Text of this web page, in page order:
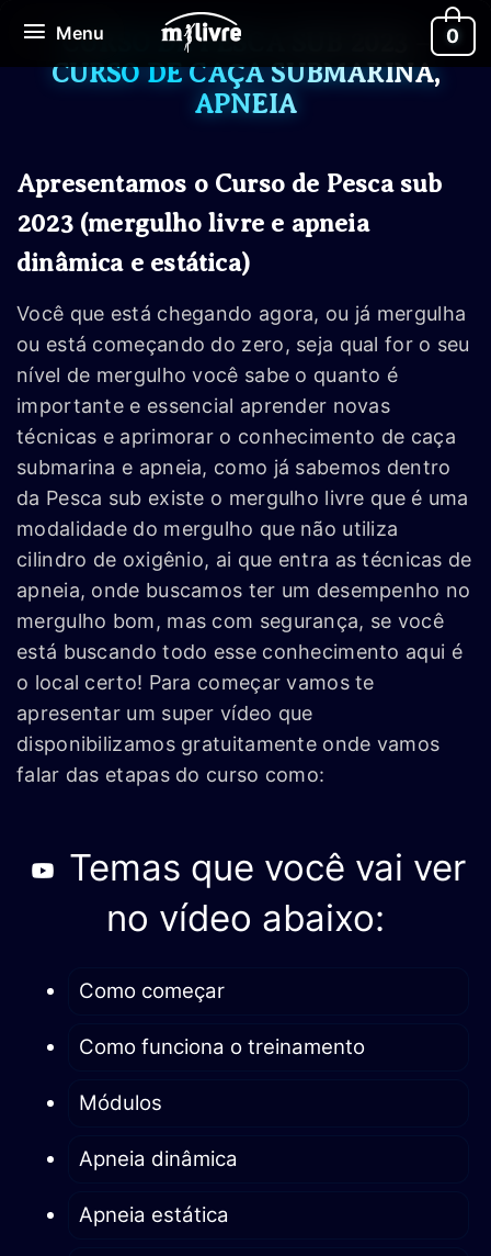
para
conteúdo
Menu
Menu 0
CURSO DE PESCA SUB 2023 –
CURSO DE CAÇA SUBMARINA,
APNEIA
Apresentamos o Curso de Pesca sub
2023 (mergulho livre e apneia
dinâmica e estática)
Você que está chegando agora, ou já mergulha
ou está começando do zero, seja qual for o seu
nível de mergulho você sabe o quanto é
importante e essencial aprender novas
técnicas e aprimorar o conhecimento de caça
submarina e apneia, como já sabemos dentro
da Pesca sub existe o mergulho livre que é uma
modalidade do mergulho que não utiliza
cilindro de oxigênio, ai que entra as técnicas de
apneia, onde buscamos ter um desempenho no
mergulho bom, mas com segurança, se você
está buscando todo esse conhecimento aqui é
o local certo! Para começar vamos te
apresentar um super vídeo que
disponibilizamos gratuitamente onde vamos
falar das etapas do curso como:
Temas que você vai ver
no vídeo abaixo:
Como começar
Como funciona o treinamento
Módulos
Apneia dinâmica
Apneia estática